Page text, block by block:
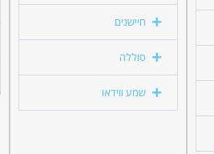
חיישנים
סוללה
שמע ווידאו